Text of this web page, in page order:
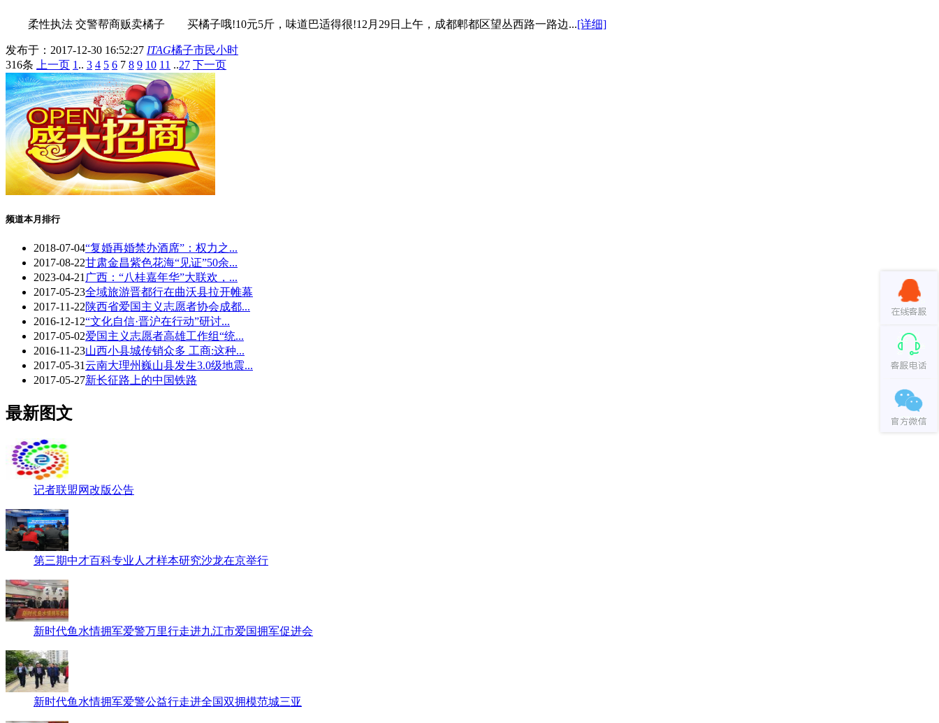
柔性执法 交警帮商贩卖橘子 买橘子哦!10元5斤，味道巴适得很!12月29日上午，成都郫都区望丛西路一路边...[详细]
发布于：2017-12-30 16:52:27 ITAG橘子市民小时
316条
上一页 1 .. 3 4 5 6 7 8 9 10 11 ..27 下一页
频道本月排行
2018-07-04“复婚再婚禁办酒席”：权力之...
2017-08-22甘肃金昌紫色花海“见证”50余...
2023-04-21 广西：“八桂嘉年华”大联欢，...
2017-05-23全域旅游晋都行在曲沃县拉开帷幕
2017-11-22陕西省爱国主义志愿者协会成都...
2016-12-12“文化自信·晋沪在行动”研讨...
2017-05-02爱国主义志愿者高雄工作组“统...
2016-11-23山西小县城传销众多 工商:这种...
2017-05-31云南大理州巍山县发生3.0级地震...
2017-05-27新长征路上的中国铁路
最新图文
记者联盟网改版公告
第三期中才百科专业人才样本研究沙龙在京举行
新时代鱼水情拥军爱警万里行走进九江市爱国拥军促进会
新时代鱼水情拥军爱警公益行走进全国双拥模范城三亚